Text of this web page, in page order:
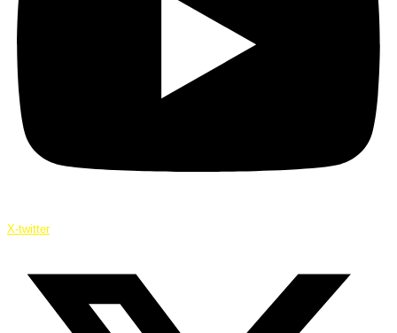
X-twitter